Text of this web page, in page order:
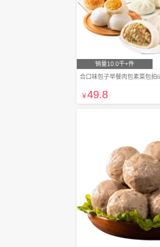
销量10.0千+件
合口味包子早餐肉包素菜包拍
¥49.8